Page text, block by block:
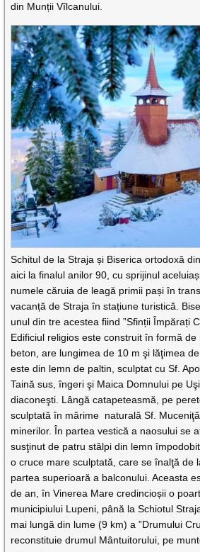
din Munții Vîlcanului.
Schitul de la Straja și Biserica ortodoxă
aici la finalul anilor 90, cu sprijinul
numele căruia de leagă primii pași în
vacanță de Straja în stațiune turistică.
unul din tre acestea fiind ”Sfinții Împărați
Edificiul religios este construit în formă
beton, are lungimea de 10 m şi lăţimea
este din lemn de paltin, sculptat cu Sf.
Taină sus, îngeri şi Maica Domnului pe
diaconeşti. Lângă catapeteasmă, pe
sculptată în mărime naturală Sf.
minerilor. În partea vestică a naosului se
susţinut de patru stâlpi din lemn
o cruce mare sculptată, care se înalţă de
partea superioară a balconului. Aceasta
de an, în Vinerea Mare credincioșii o
municipiului Lupeni, până la Schiotul
mai lungă din lume (9 km) a ”Drumului
reconstituie drumul Mântuitorului, pe